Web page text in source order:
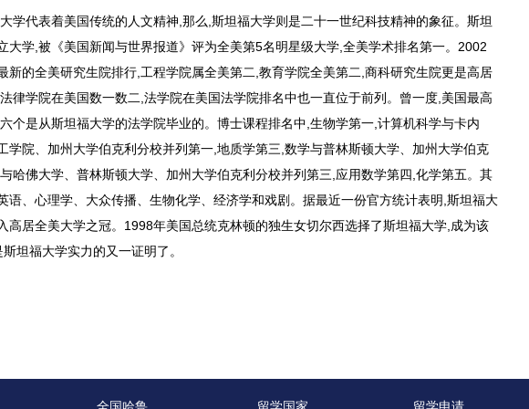
学代表着美国传统的人文精神,那么,斯坦福大学则是二十一世纪科技精神的象征。斯坦
大学,被《美国新闻与世界报道》评为全美第5名明星级大学,全美学术排名第一。2002
新的全美研究生院排行,工程学院属全美第二,教育学院全美第二,商科研究生院更是高居
律学院在美国数一数二,法学院在美国法学院排名中也一直位于前列。曾一度,美国最高
个是从斯坦福大学的法学院毕业的。博士课程排名中,生物学第一,计算机科学与卡内
学院、加州大学伯克利分校并列第一,地质学第三,数学与普林斯顿大学、加州大学伯克
哈佛大学、普林斯顿大学、加州大学伯克利分校并列第三,应用数学第四,化学第五。其
语、心理学、大众传播、生物化学、经济学和戏剧。据最近一份官方统计表明,斯坦福大
高居全美大学之冠。1998年美国总统克林顿的独生女切尔西选择了斯坦福大学,成为该
坦福大学实力的又一证明了。